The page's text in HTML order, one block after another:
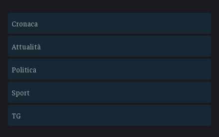
Cronaca
Attualità
Politica
Sport
TG